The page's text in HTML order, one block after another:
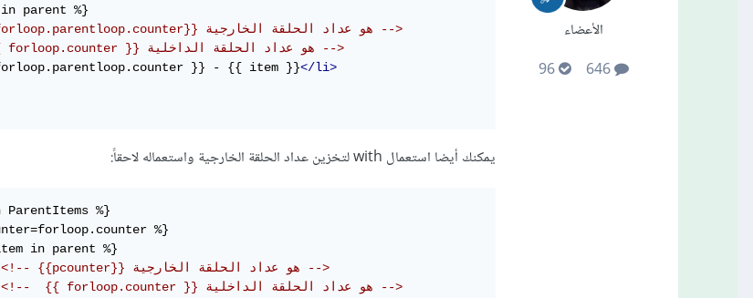
الأعضاء
646
96
parent %}
<!-- {{forloop.parentloop.counter}} هو عداد الحلقة الخارجية -->
<!--  {{ forloop.counter }} هو عداد الحلقة الداخلية -->
}} - {{ item }}</li>
يمكنك أيضا استعمال with لتخزين عداد الحلقة الخارجية واستعماله لاحقاً:
%}
%}
<!-- {{pcounter}} هو عداد الحلقة الخارجية -->
<!--  {{ forloop.counter }} هو عداد الحلقة الداخلية -->